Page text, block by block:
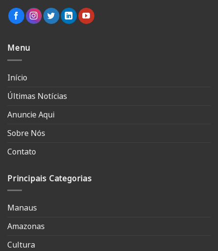
Menu
Início
Últimas Notícias
Anuncie Aqui
Sobre Nós
Contato
Principais Categorias
Manaus
Amazonas
Cultura